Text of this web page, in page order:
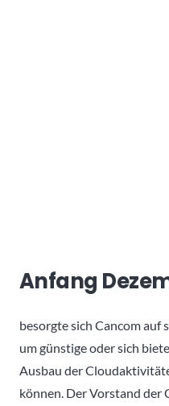
Anfang
besorgte sich Cancom auf
um günstige oder sich
Ausbau der
können. Der Vorstand der